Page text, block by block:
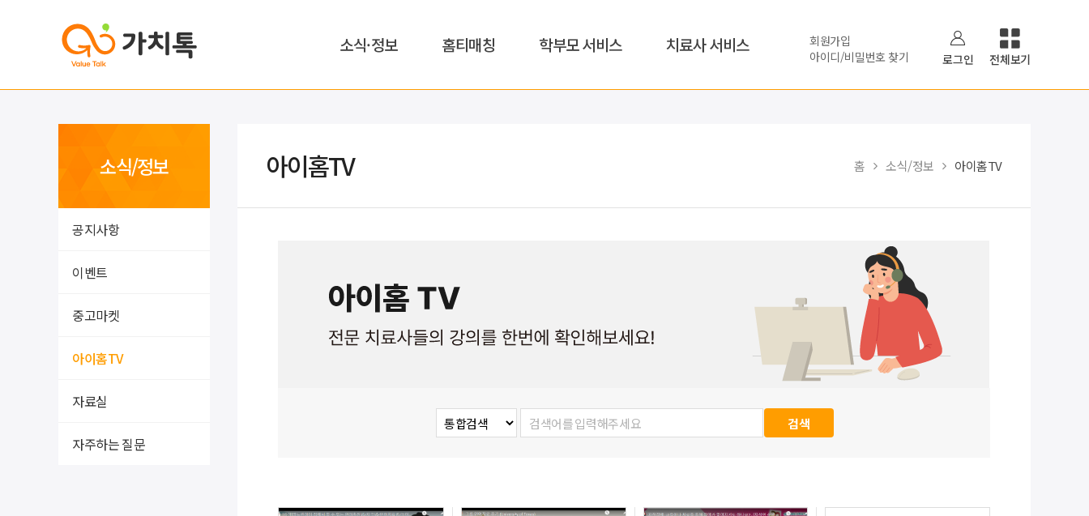
소식·정보 홈티매칭 학부모 서비스 치료사 서비스
회원가입
아이디/비밀번호 찾기
로그인 전체보기
소식/정보
공지사항
이벤트
중고마켓
아이홈TV
자료실
자주하는 질문
아이홈TV 홈 소식/정보 아이홈TV